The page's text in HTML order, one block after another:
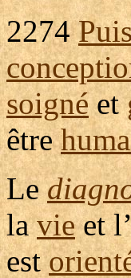
2274
soignéet
être
Le
lavieet
est